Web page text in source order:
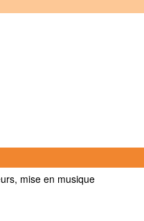
mise en musique